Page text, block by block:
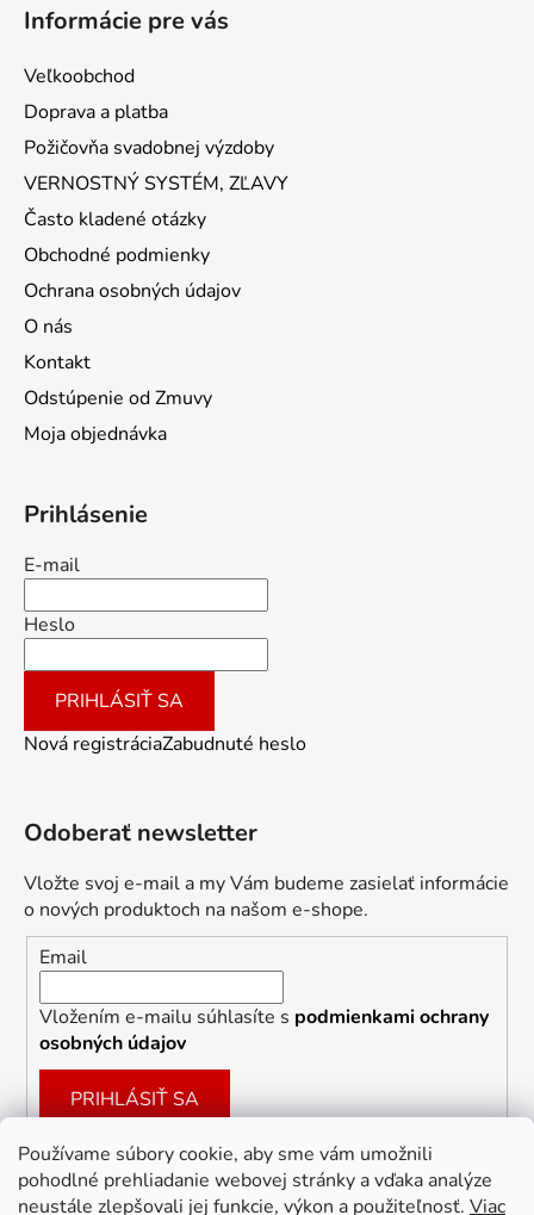
Používame súbory cookie, aby sme vám umožnili
pohodlné prehliadanie webovej stránky a vďaka analýze
neustále zlepšovali jej funkcie, výkon a použiteľnosť. Viac
Informácie pre vás
Veľkoobchod
Doprava a platba
Požičovňa svadobnej výzdoby
VERNOSTNÝ SYSTÉM, ZĽAVY
Často kladené otázky
Obchodné podmienky
Ochrana osobných údajov
O nás
Kontakt
Odstúpenie od Zmuvy
Moja objednávka
Prihlásenie
E-mail
Heslo
PRIHLÁSIŤ SA
Nová registráciaZabudnuté heslo
Odoberať newsletter
Vložte svoj e-mail a my Vám budeme zasielať informácie
o nových produktoch na našom e-shope.
Email
Vložením e-mailu súhlasíte s podmienkami ochrany
osobných údajov
PRIHLÁSIŤ SA
Facebook